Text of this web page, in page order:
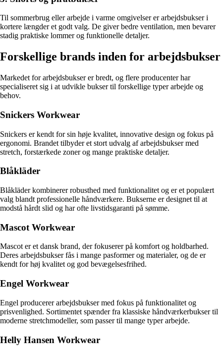
Til sommerbrug eller arbejde i varme omgivelser er arbejdsbukser i
kortere længder et godt valg. De giver bedre ventilation, men bevarer
stadig praktiske lommer og funktionelle detaljer.
Forskellige brands inden for arbejdsbukser
Markedet for arbejdsbukser er bredt, og flere producenter har
specialiseret sig i at udvikle bukser til forskellige typer arbejde og
behov.
Snickers Workwear
Snickers er kendt for sin høje kvalitet, innovative design og fokus på
ergonomi. Brandet tilbyder et stort udvalg af arbejdsbukser med
stretch, forstærkede zoner og mange praktiske detaljer.
Blåkläder
Blåkläder kombinerer robusthed med funktionalitet og er et populært
valg blandt professionelle håndværkere. Bukserne er designet til at
modstå hårdt slid og har ofte livstidsgaranti på sømme.
Mascot Workwear
Mascot er et dansk brand, der fokuserer på komfort og holdbarhed.
Deres arbejdsbukser fås i mange pasformer og materialer, og de er
kendt for høj kvalitet og god bevægelsesfrihed.
Engel Workwear
Engel producerer arbejdsbukser med fokus på funktionalitet og
prisvenlighed. Sortimentet spænder fra klassiske håndværkerbukser til
moderne stretchmodeller, som passer til mange typer arbejde.
Helly Hansen Workwear